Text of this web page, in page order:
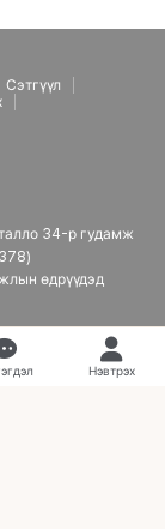
Сэтгүүл
34-р гудамж
өдрүүдэд
Солонгосын
Нэвтрэх